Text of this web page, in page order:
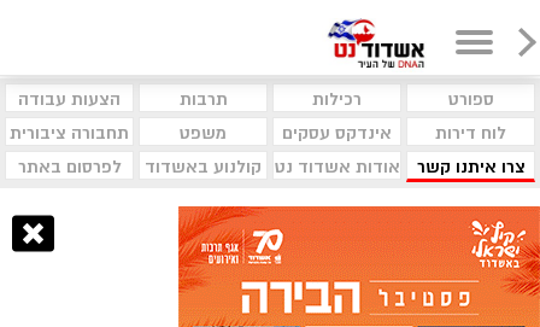
ספורט רכילות תרבות
הצעות עבודה
לוח דירות
אינדקס עסקים משפט
תחבורה ציבורית
צרו איתנו קשר
אודות אשדוד נט קולנוע באשדוד לפרסום באתר